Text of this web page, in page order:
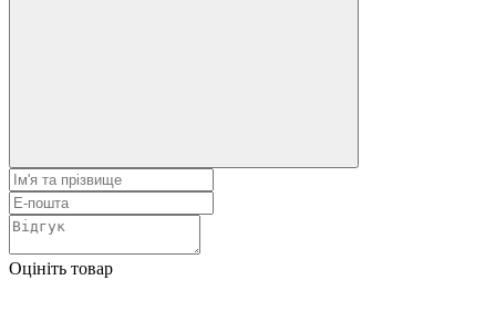
Оцініть товар